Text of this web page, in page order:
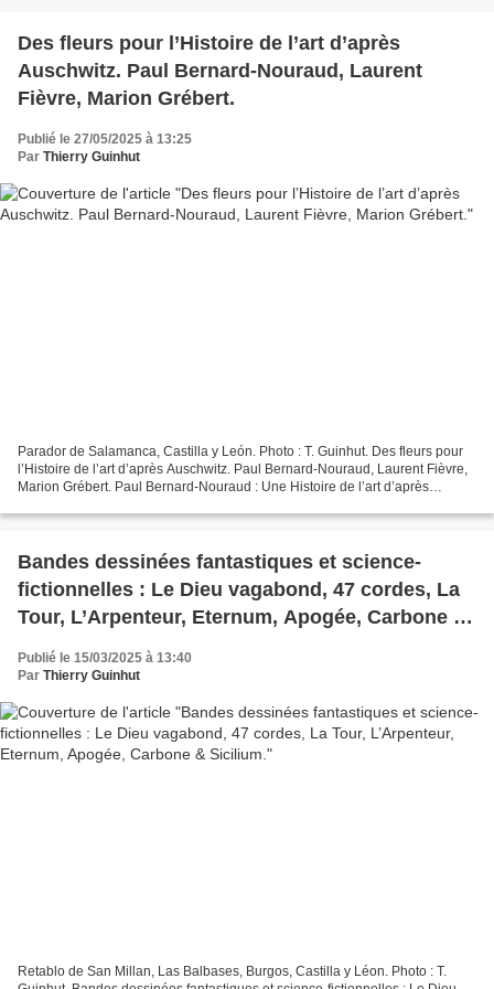
Des fleurs pour l’Histoire de l’art d’après
Auschwitz. Paul Bernard-Nouraud, Laurent
Fièvre, Marion Grébert.
Publié le 27/05/2025 à 13:25
Par Thierry Guinhut
Parador de Salamanca, Castilla y León. Photo : T. Guinhut. Des fleurs pour
l’Histoire de l’art d’après Auschwitz. Paul Bernard-Nouraud, Laurent Fièvre,
Marion Grébert. Paul Bernard-Nouraud : Une Histoire de l’art d’après
Bandes dessinées fantastiques et science-
fictionnelles : Le Dieu vagabond, 47 cordes, La
Tour, L’Arpenteur, Eternum, Apogée, Carbone &
Sicilium.
Publié le 15/03/2025 à 13:40
Par Thierry Guinhut
Retablo de San Millan, Las Balbases, Burgos, Castilla y Léon. Photo : T.